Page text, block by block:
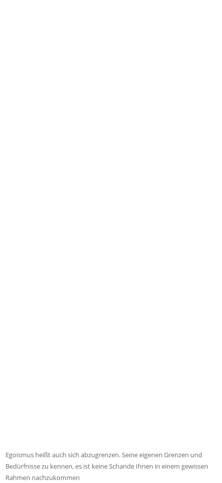
Egoismus heißt auch sich abzugrenzen. Seine eigenen Grenzen und
Bedürfnisse zu kennen, es ist keine Schande Ihnen in einem gewissen
Rahmen nachzukommen